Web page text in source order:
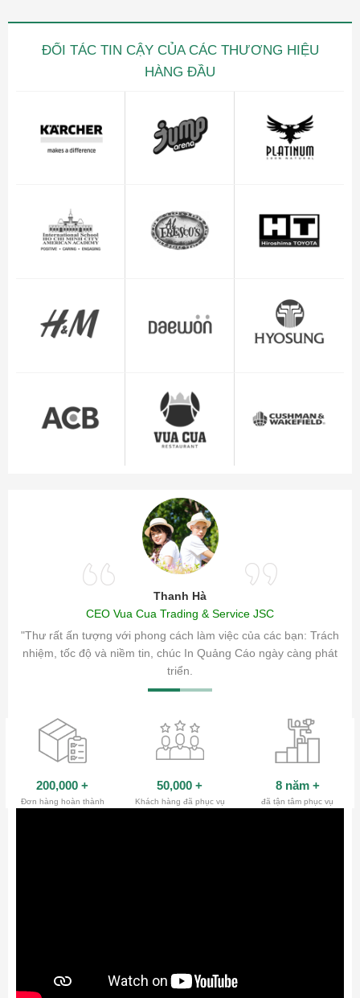
ĐỐI TÁC TIN CẬY CỦA CÁC THƯƠNG HIỆU
HÀNG ĐẦU
Thanh Hà
CEO Vua Cua Trading & Service JSC
"Thư rất ấn tượng với phong cách làm việc của các bạn: Trách
nhiệm, tốc độ và niềm tin, chúc In Quảng Cáo ngày càng phát
triển.
sóc
200,000 +
Đơn hàng hoàn thành
50,000 +
Khách hàng đã phục vụ
8 năm +
đã tận tâm phục vụ